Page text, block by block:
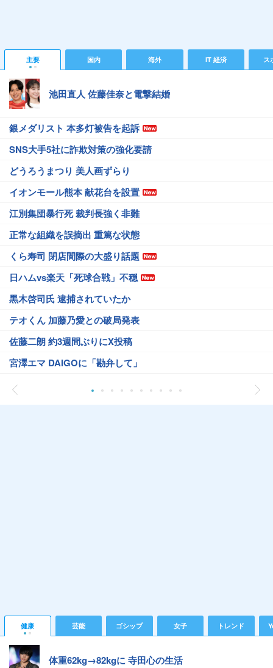
主要 国内 海外 IT 経済 ス
池田直人 佐藤佳奈と電撃結婚
銀メダリスト 本多灯被告を起訴
SNS大手5社に詐欺対策の強化要請
どうろうまつり 美人画ずらり
イオンモール熊本 献花台を設置
江別集団暴行死 裁判長強く非難
正常な組織を誤摘出 重篤な状態
くら寿司 閉店間際の大盛り話題
日ハムvs楽天「死球合戦」不穏
黒木啓司氏 逮捕されていたか
テオくん 加藤乃愛との破局発表
佐藤二朗 約3週間ぶりにX投稿
宮澤エマ DAIGOに「勘弁して」
健康 芸能 ゴシップ 女子 トレンド
体重62kg→82kgに 寺田心の生活